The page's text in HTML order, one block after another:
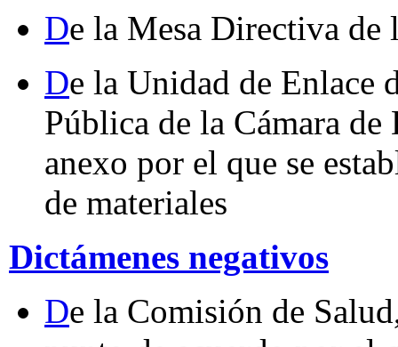
De la Mesa Directiva de
De la Unidad de Enlace
Pública de la Cámara
anexo por el que se
de materiales
Dictámenes negativos
De la Comisión de